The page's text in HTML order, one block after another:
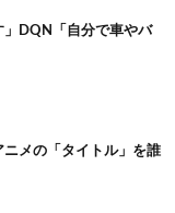
」DQN「自分で車やバ
ニメの「タイトル」を誰